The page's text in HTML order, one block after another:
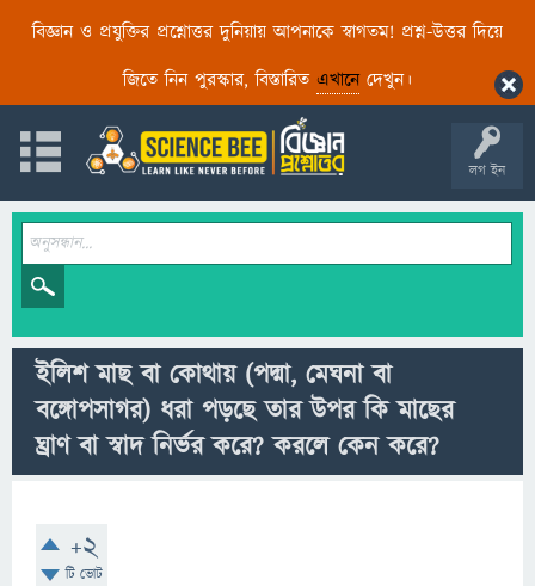
বিজ্ঞান ও প্রযুক্তির প্রশ্নোত্তর দুনিয়ায় আপনাকে স্বাগতম! প্রশ্ন-উত্তর দিয়ে
জিতে নিন পুরস্কার, বিস্তারিত এখানেদেখুন।
লগ ইন
ইলিশ মাছ বা কোথায় (পদ্মা, মেঘনা বা
বঙ্গোপসাগর) ধরা পড়ছে তার উপর কি মাছের
ঘ্রাণ বা স্বাদ নির্ভর করে? করলে কেন করে?
+2
টি ভোট